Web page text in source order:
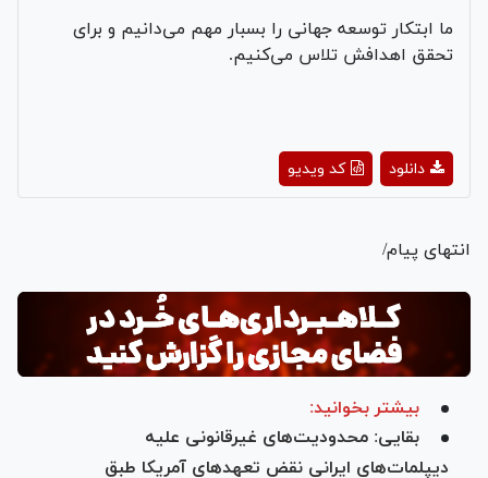
ما ابتکار توسعه جهانی را بسبار مهم می‌دانیم و برای
تحقق اهدافش تلاس می‌کنیم.
Play
Video
کد ویدیو دانلود
انتهای پیام/
بیشتر بخوانید:
بقایی: محدودیت‌های غیرقانونی علیه
دیپلمات‌های ایرانی نقض تعهدهای آمریکا طبق